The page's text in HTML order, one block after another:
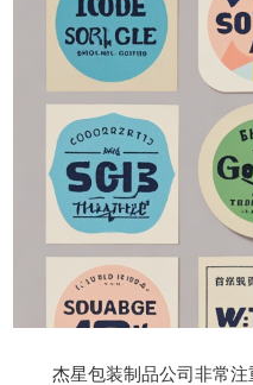
杰星包装制品公司非常